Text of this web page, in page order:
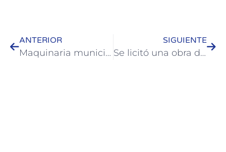
ANTERIOR
Maquinaria municipal trabaja en la recuperación de calles
SIGUIENTE
Se licitó una obra de alumbrado público para calle San Martín y transversales de Colón